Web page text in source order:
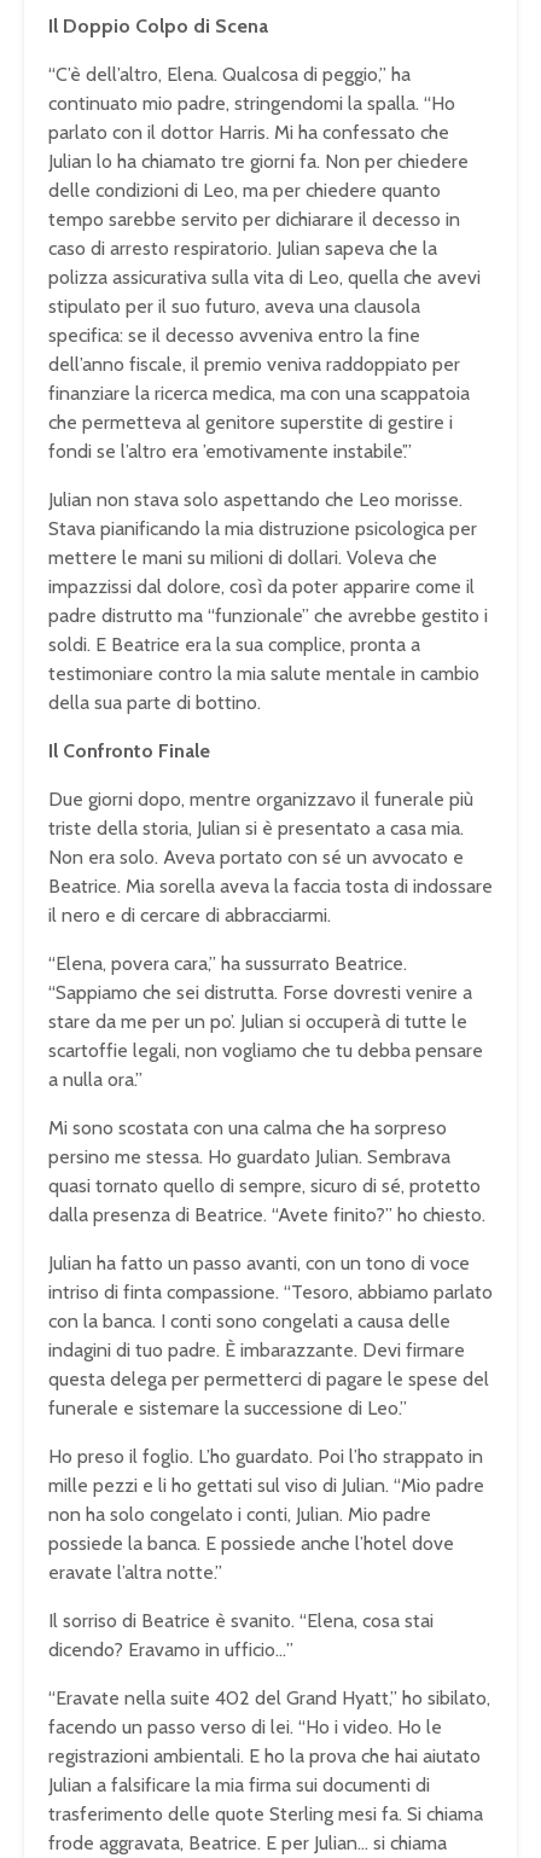
Il Doppio Colpo di Scena
“C’è dell’altro, Elena. Qualcosa di peggio,” ha
continuato mio padre, stringendomi la spalla. “Ho
parlato con il dottor Harris. Mi ha confessato che
Julian lo ha chiamato tre giorni fa. Non per chiedere
delle condizioni di Leo, ma per chiedere quanto
tempo sarebbe servito per dichiarare il decesso in
caso di arresto respiratorio. Julian sapeva che la
polizza assicurativa sulla vita di Leo, quella che avevi
stipulato per il suo futuro, aveva una clausola
specifica: se il decesso avveniva entro la fine
dell’anno fiscale, il premio veniva raddoppiato per
finanziare la ricerca medica, ma con una scappatoia
che permetteva al genitore superstite di gestire i
fondi se l’altro era ’emotivamente instabile’.”
Julian non stava solo aspettando che Leo morisse.
Stava pianificando la mia distruzione psicologica per
mettere le mani su milioni di dollari. Voleva che
impazzissi dal dolore, così da poter apparire come il
padre distrutto ma “funzionale” che avrebbe gestito i
soldi. E Beatrice era la sua complice, pronta a
testimoniare contro la mia salute mentale in cambio
della sua parte di bottino.
Il Confronto Finale
Due giorni dopo, mentre organizzavo il funerale più
triste della storia, Julian si è presentato a casa mia.
Non era solo. Aveva portato con sé un avvocato e
Beatrice. Mia sorella aveva la faccia tosta di indossare
il nero e di cercare di abbracciarmi.
“Elena, povera cara,” ha sussurrato Beatrice.
“Sappiamo che sei distrutta. Forse dovresti venire a
stare da me per un po’. Julian si occuperà di tutte le
scartoffie legali, non vogliamo che tu debba pensare
a nulla ora.”
Mi sono scostata con una calma che ha sorpreso
persino me stessa. Ho guardato Julian. Sembrava
quasi tornato quello di sempre, sicuro di sé, protetto
dalla presenza di Beatrice. “Avete finito?” ho chiesto.
Julian ha fatto un passo avanti, con un tono di voce
intriso di finta compassione. “Tesoro, abbiamo parlato
con la banca. I conti sono congelati a causa delle
indagini di tuo padre. È imbarazzante. Devi firmare
questa delega per permetterci di pagare le spese del
funerale e sistemare la successione di Leo.”
Ho preso il foglio. L’ho guardato. Poi l’ho strappato in
mille pezzi e li ho gettati sul viso di Julian. “Mio padre
non ha solo congelato i conti, Julian. Mio padre
possiede la banca. E possiede anche l’hotel dove
eravate l’altra notte.”
Il sorriso di Beatrice è svanito. “Elena, cosa stai
dicendo? Eravamo in ufficio…”
“Eravate nella suite 402 del Grand Hyatt,” ho sibilato,
facendo un passo verso di lei. “Ho i video. Ho le
registrazioni ambientali. E ho la prova che hai aiutato
Julian a falsificare la mia firma sui documenti di
trasferimento delle quote Sterling mesi fa. Si chiama
frode aggravata, Beatrice. E per Julian… si chiama